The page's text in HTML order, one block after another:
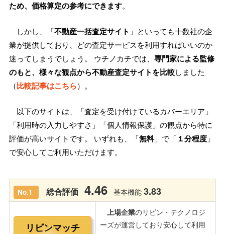
ため、価格算定の参考にできます。
しかし、「不動産一括査定サイト 」といっても十数社の企
業が提供しており、どの査定サービスを利用すればいいのか
迷ってしまうでしょう。 ウチノカチでは、 専門家による監修
のもと、様々な観点から不動産査定サイトを比較しました
（比較記事はこちら）。
以下のサイトは、「査定を受け付けているカバーエリア」
「利用時の入力しやすさ」「個人情報保護」の観点から特に
評価が高いサイトです。 いずれも、「無料」で「 １分程度 」
で安心してご利用いただけます。